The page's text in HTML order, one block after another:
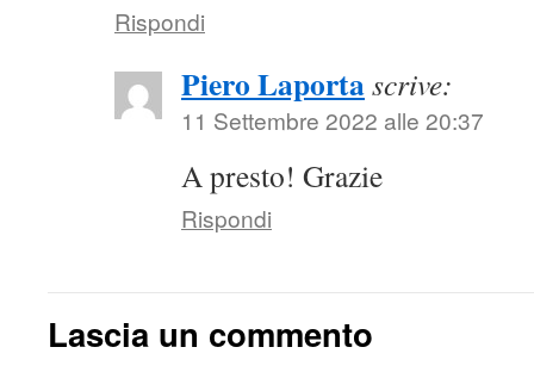
Rispondi
Piero Laportascrive:
11 Settembre 2022 alle 20:37
A presto! Grazie
Rispondi
Lascia un commento